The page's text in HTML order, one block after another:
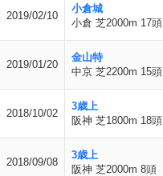
2019/02/10
小倉城
小倉 芝2000m 17頭
2019/01/20
金山特
中京 芝2200m 15頭
2018/10/02
3歳上
阪神 芝1800m 18頭
2018/09/08
3歳上
阪神 芝2000m 8頭